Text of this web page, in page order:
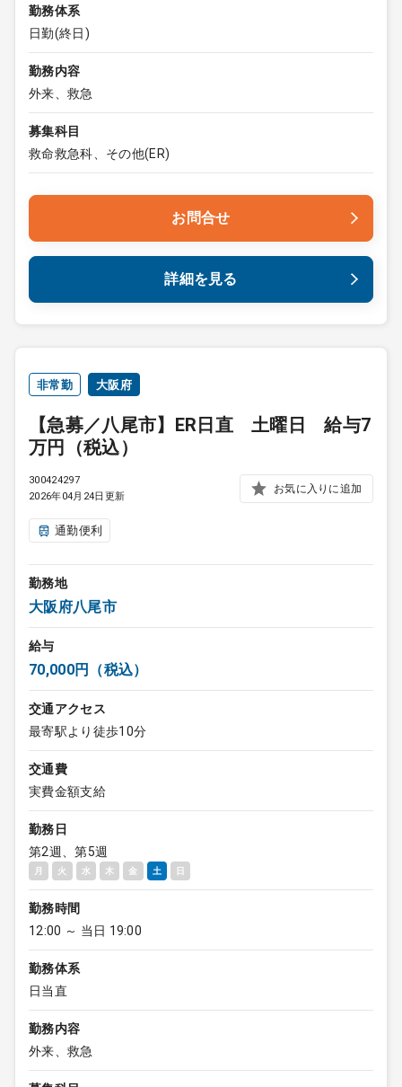
勤務体系
日勤(終日)
勤務内容
外来、救急
募集科目
救命救急科、その他(ER)
お問合せ
詳細を見る
非常勤 大阪府
【急募／八尾市】ER日直 土曜日 給与7
万円（税込）
300424297
2026年04月24日更新
お気に入りに追加
通勤便利
勤務地
大阪府八尾市
給与
70,000円（税込）
交通アクセス
最寄駅より徒歩10分
交通費
実費金額支給
勤務日
第2週、第5週
月 火 水 木 金 土 日
勤務時間
12:00 ～ 当日 19:00
勤務体系
日当直
勤務内容
外来、救急